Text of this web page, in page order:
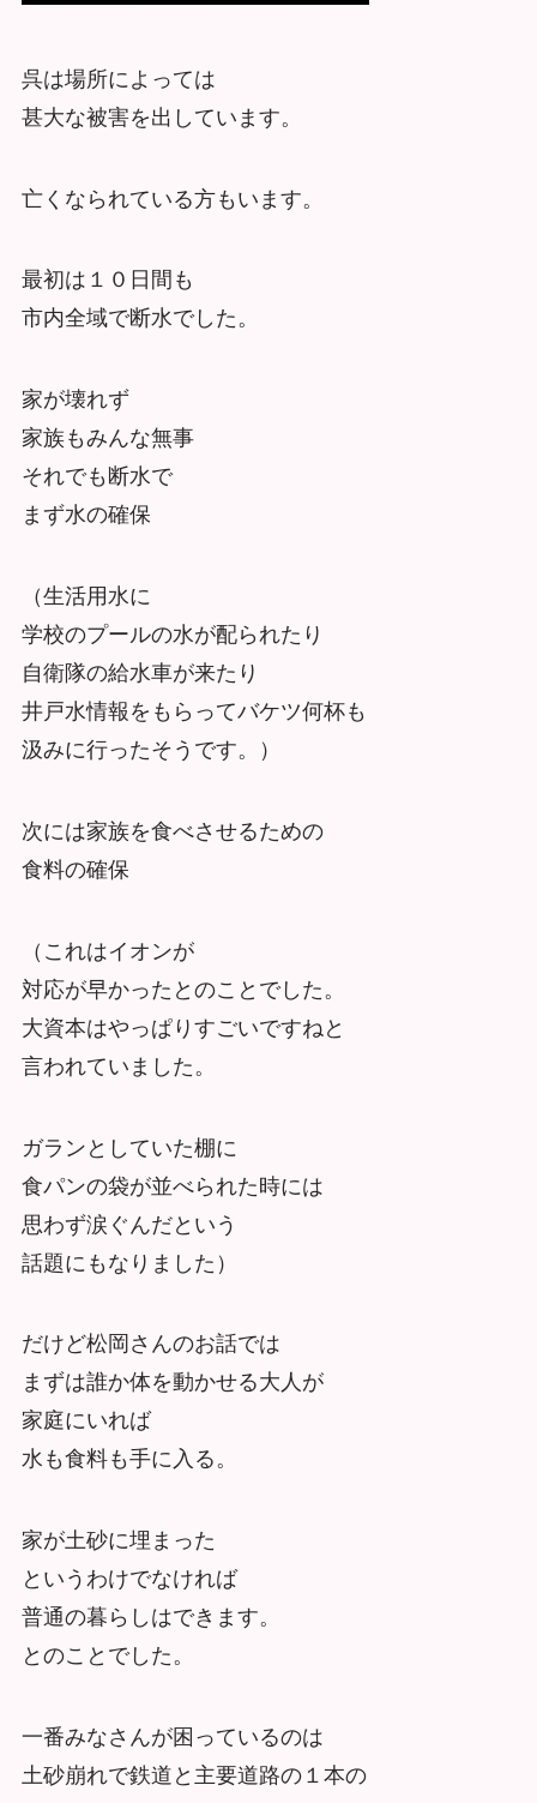
呉は場所によっては
甚大な被害を出しています。
亡くなられている方もいます。
最初は１０日間も
市内全域で断水でした。
家が壊れず
家族もみんな無事
それでも断水で
まず水の確保
（生活用水に
学校のプールの水が配られたり
自衛隊の給水車が来たり
井戸水情報をもらってバケツ何杯も
汲みに行ったそうです。）
次には家族を食べさせるための
食料の確保
（これはイオンが
対応が早かったとのことでした。
大資本はやっぱりすごいですねと
言われていました。
ガランとしていた棚に
食パンの袋が並べられた時には
思わず涙ぐんだという
話題にもなりました）
だけど松岡さんのお話では
まずは誰か体を動かせる大人が
家庭にいれば
水も食料も手に入る。
家が土砂に埋まった
というわけでなければ
普通の暮らしはできます。
とのことでした。
一番みなさんが困っているのは
土砂崩れで鉄道と主要道路の１本の